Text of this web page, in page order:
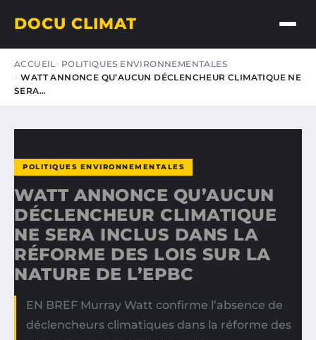
DOCU CLIMAT
ACCUEIL
POLITIQUES ENVIRONNEMENTALES
WATT ANNONCE QU’AUCUN DÉCLENCHEUR CLIMATIQUE NE
SERA…
POLITIQUES ENVIRONNEMENTALES
WATT ANNONCE QU’AUCUN
DÉCLENCHEUR CLIMATIQUE
NE SERA INCLUS DANS LA
RÉFORME DES LOIS SUR LA
NATURE DE L’EPBC
EN BREF Murray Watt confirme l’absence de
déclencheurs climatiques dans la réforme des